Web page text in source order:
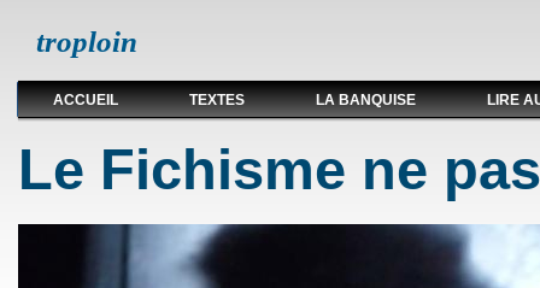
troploin
ACCUEIL TEXTES LA BANQUISE LIRE
Le Fichisme ne